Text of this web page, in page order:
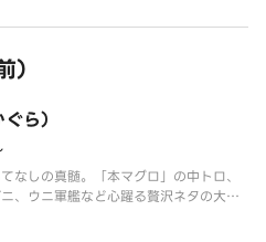
ら）
なしの真髄。「本マグロ」の中トロ、
、ウニ軍艦など心躍る贅沢ネタの大集